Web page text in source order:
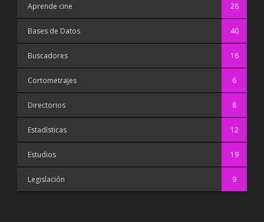
Aprende cine 26
Bases de Datos 40
Buscadores 16
Cortometrajes 6
Directorios 8
Estadísticas 12
Estudios 19
Legislación 9